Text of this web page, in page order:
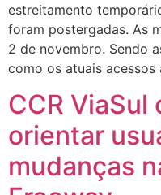
estreitamento
foram postergadas. As
2 de novembro. Sendo
como os atuais
CCR ViaSul
orientar
mudanças